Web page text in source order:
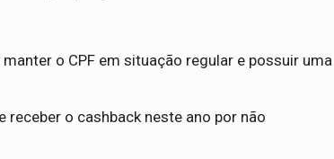
o CPF em situação regular e possuir uma
receber o cashback neste ano por não